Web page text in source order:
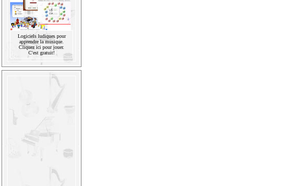
Logiciels ludiques pour
apprendre la musique.
Cliquez ici pour jouer.
C'est gratuit!